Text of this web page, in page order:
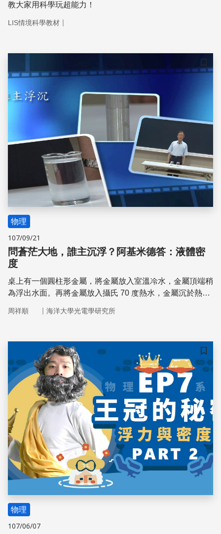
教大家用科學玩超能力！
LIS情境科學教材 ｜
儲存
物理
107/09/21
問蒼茫大地，誰主沉浮？阿基米德答：液體密
度
桌上有一個圓柱形金屬，將金屬放入室溫冷水，金屬頂端稍
為浮出水面。再將金屬放入攝氏 70 度熱水，金屬沉於熱水
小於室溫冷水密度，因此浮於冷水表面。水的溫度上升密度
周祥順 ｜ 海洋大學光電學研究所
儲存
物理
107/06/07